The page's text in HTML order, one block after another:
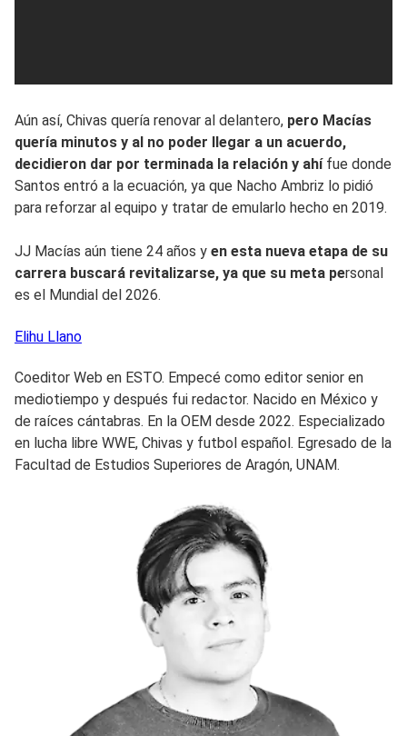
Aún así, Chivas quería renovar al delantero, pero Macías
quería minutos y al no poder llegar a un acuerdo,
decidieron dar por terminada la relación y ahífue donde
Santos entró a la ecuación, ya que Nacho Ambriz lo pidió
para reforzar al equipo y tratar de emularlo hecho en 2019.
JJ Macías aún tiene 24 años y en esta nueva etapa de su
carrera buscará revitalizarse, ya que su meta personal
es el Mundial del 2026.
Elihu Llano
Coeditor Web en ESTO. Empecé como editor senior en
mediotiempo y después fui redactor. Nacido en México y
de raíces cántabras. En la OEM desde 2022. Especializado
en lucha libre WWE, Chivas y futbol español. Egresado de la
Facultad de Estudios Superiores de Aragón, UNAM.